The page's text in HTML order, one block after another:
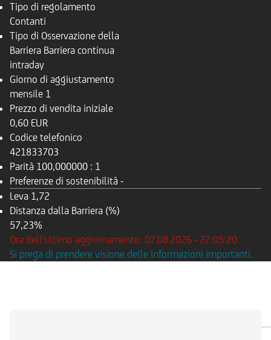
Tipo di regolamento
Contanti
Tipo di Osservazione della
Barriera Barriera continua
intraday
Giorno di aggiustamento
mensile 1
Prezzo di vendita iniziale
0,60 EUR
Codice telefonico
421833703
Parità 100,000000 : 1
Preferenze di sostenibilità -
Leva 1,72
Distanza dalla Barriera (%)
57,23%
Ora dell'ultimo aggiornamento: 07.08.2026 - 22:05:20
Si prega di prendere visione delle informazioni importanti.